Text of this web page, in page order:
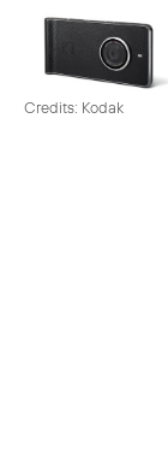
Credits: Kodak